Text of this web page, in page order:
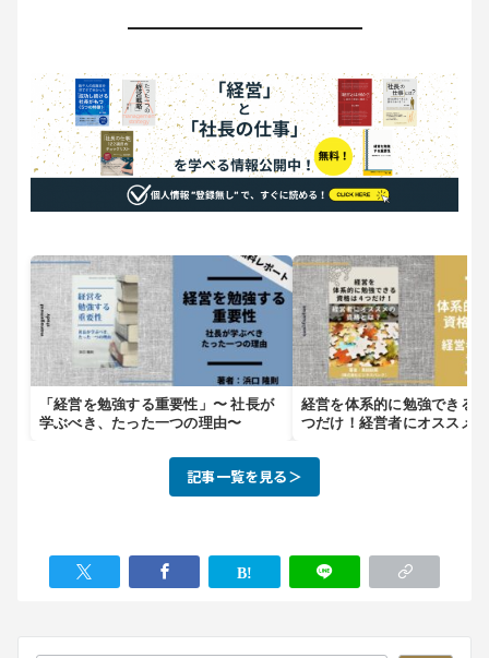
「経営を勉強する重要性」〜 社長が
学ぶべき、たった一つの理由〜
経営を体系的に勉強できる
つだけ！経営者にオススメ
記事一覧を見る＞